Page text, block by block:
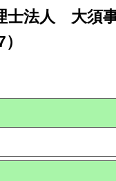
士法人 大須